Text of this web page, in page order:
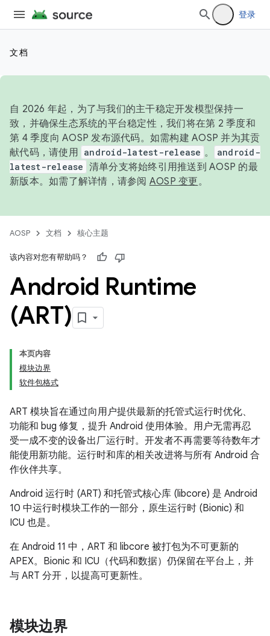
登录
文档
自 2026 年起，为了与我们的主干稳定开发模型保持一
致，并确保生态系统的平台稳定性，我们将在第 2 季度和
第 4 季度向 AOSP 发布源代码。如需构建 AOSP 并为其贡
献代码，请使用 android-latest-release 。
android-
latest-release 清单分支将始终引用推送到 AOSP 的最
新版本。如需了解详情，请参阅 AOSP 变更。
AOSP 文档 核心主题
该内容对您有帮助吗？
Android Runtime
(ART)
本页内容
模块边界
软件包格式
ART 模块旨在通过向用户提供最新的托管式运行时优化、
功能和 bug 修复，提升 Android 使用体验。用户无需再忍
受一成不变的设备出厂运行时。开发者不再需要等待数年才
能使用新功能。运行时和库的相关改进将与所有 Android 合
作伙伴共享。
Android 运行时 (ART) 和托管式核心库 (libcore) 是 Android
10 中运行时模块工作的一部分，原生运行时 (Bionic) 和
ICU 也是。
在 Android 11 中，ART 和 libcore 被打包为不可更新的
APEX。Bionic 和 ICU（代码和数据）仍保留在平台上，并
与 ART 分开，以提高可更新性。
模块边界